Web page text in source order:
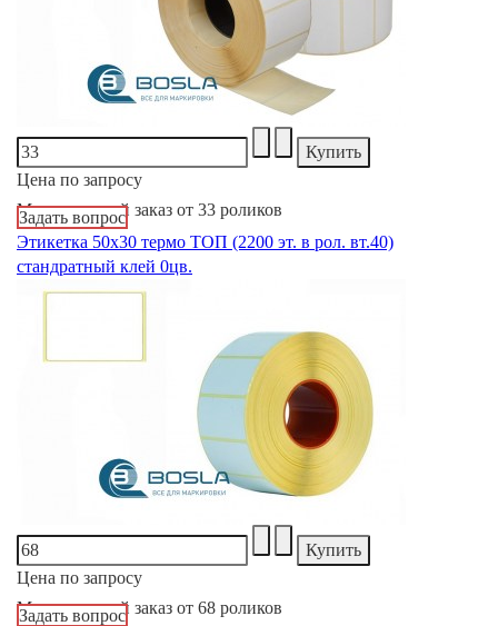
Цена по запросу
Минимальный заказ от 33 роликов
Задать вопрос
Этикетка 50х30 термо ТОП (2200 эт. в рол. вт.40)
стандратный клей 0цв.
Цена по запросу
Минимальный заказ от 68 роликов
Задать вопрос